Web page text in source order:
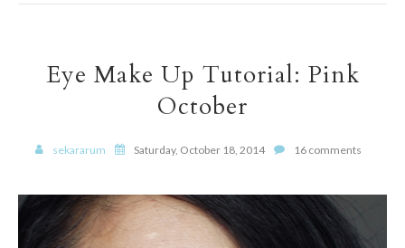
Eye Make Up Tutorial: Pink
October
sekararum Saturday, October 18, 2014 16 comments